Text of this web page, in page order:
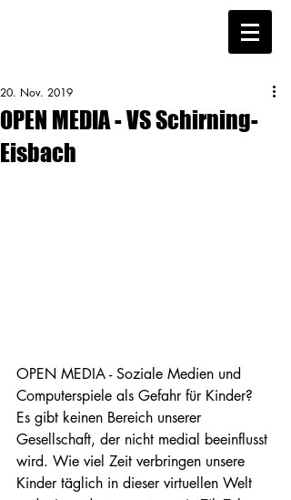
OPEN MEDIA - VS Schirning-
Eisbach
20. Nov. 2019
OPEN MEDIA - Soziale Medien und
Computerspiele als Gefahr für Kinder?
Es gibt keinen Bereich unserer
Gesellschaft, der nicht medial beeinflusst
wird. Wie viel Zeit verbringen unsere
Kinder täglich in dieser virtuellen Welt